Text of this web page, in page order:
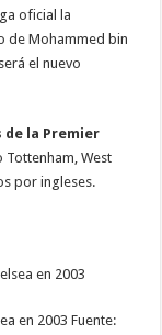
oficial la
de Mohammed bin
el nuevo
de la Premier
Tottenham, West
por ingleses.
en 2003 Fuente: